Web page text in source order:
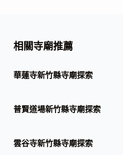
相關寺廟推薦
華蓮寺新竹縣寺廟探索
普賢道場新竹縣寺廟探索
雲谷寺新竹縣寺廟探索